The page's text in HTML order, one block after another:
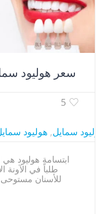
سعر هوليود
5
سمايل, هوليود
ابتسامة هوليود هي
طلباً في الآونة
للأسنان